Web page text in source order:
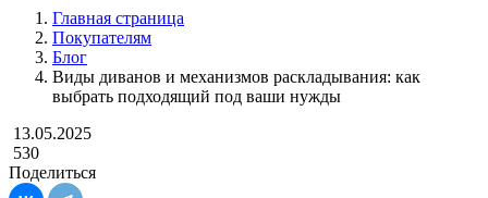
Главная страница
Покупателям
Блог
Виды диванов и механизмов раскладывания: как
выбрать подходящий под ваши нужды
13.05.2025
530
Поделиться